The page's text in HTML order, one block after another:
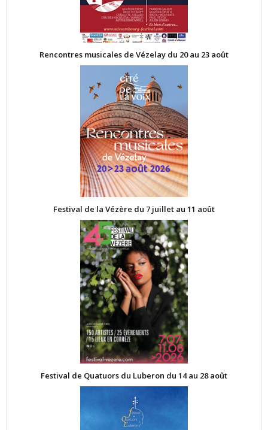
Rencontres musicales de Vézelay du 20 au 23 août
Festival de la Vézère du 7 juillet au 11 août
Festival de Quatuors du Luberon du 14 au 28 août